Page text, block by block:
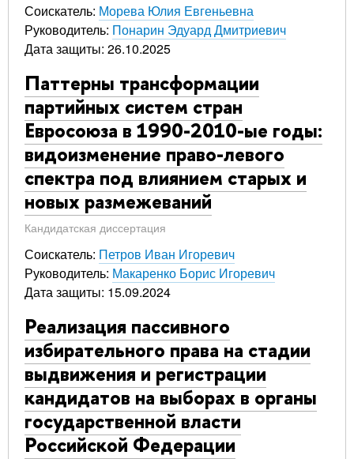
Соискатель: Морева Юлия Евгеньевна
Руководитель: Понарин Эдуард Дмитриевич
Дата защиты: 26.10.2025
Паттерны трансформации
партийных систем стран
Евросоюза в 1990-2010-ые годы:
видоизменение право-левого
спектра под влиянием старых и
новых размежеваний
Кандидатская диссертация
Соискатель: Петров Иван Игоревич
Руководитель: Макаренко Борис Игоревич
Дата защиты: 15.09.2024
Реализация пассивного
избирательного права на стадии
выдвижения и регистрации
кандидатов на выборах в органы
государственной власти
Российской Федерации